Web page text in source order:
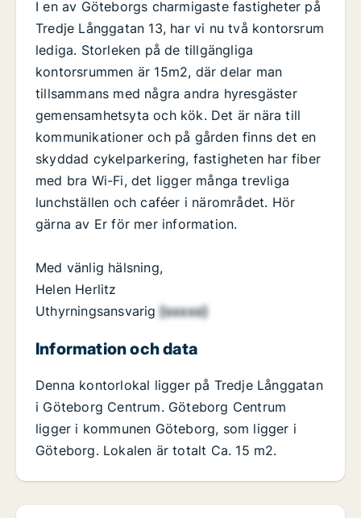
I en av Göteborgs charmigaste fastigheter på
Tredje Långgatan 13, har vi nu två kontorsrum
lediga. Storleken på de tillgängliga
kontorsrummen är 15m2, där delar man
tillsammans med några andra hyresgäster
gemensamhetsyta och kök. Det är nära till
kommunikationer och på gården finns det en
skyddad cykelparkering, fastigheten har fiber
med bra Wi-Fi, det ligger många trevliga
lunchställen och caféer i närområdet. Hör
gärna av Er för mer information.
Med vänlig hälsning,
Helen Herlitz
Uthyrningsansvarig[xxxxx]
Information och data
Denna kontorlokal ligger på Tredje Långgatan
i Göteborg Centrum. Göteborg Centrum
ligger i kommunen Göteborg, som ligger i
Göteborg. Lokalen är totalt Ca. 15 m2.